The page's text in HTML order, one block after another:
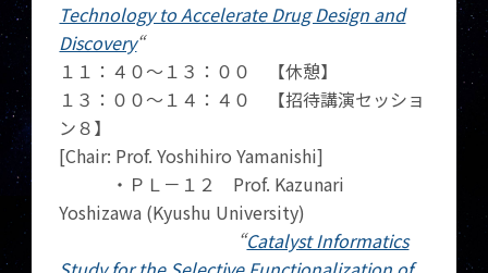
Technology to Accelerate Drug Design and
Discovery“
１１：４０～１３：００ 【休憩】
１３：００～１４：４０ 【招待講演セッショ
ン８】
[Chair: Prof. Yoshihiro Yamanishi]
・ＰＬ－１２ Prof. Kazunari
Yoshizawa (Kyushu University)
“Catalyst Informatics